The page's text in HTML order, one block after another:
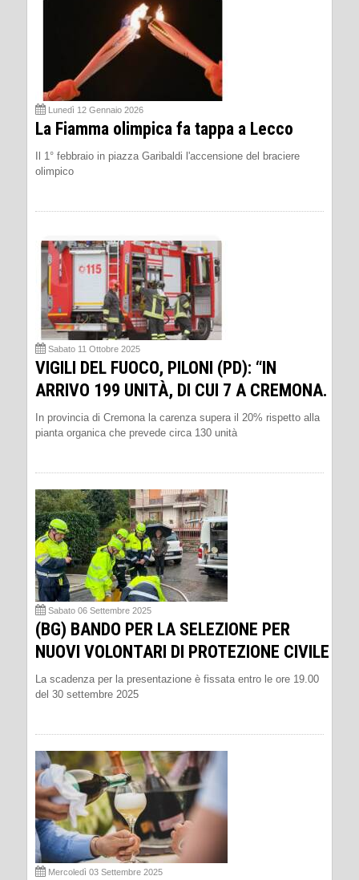
Lunedì 12 Gennaio 2026
La Fiamma olimpica fa tappa a Lecco
Il 1° febbraio in piazza Garibaldi l'accensione del braciere
olimpico
Sabato 11 Ottobre 2025
VIGILI DEL FUOCO, PILONI (PD): “IN
ARRIVO 199 UNITÀ, DI CUI 7 A CREMONA.
In provincia di Cremona la carenza supera il 20% rispetto alla
pianta organica che prevede circa 130 unità
Sabato 06 Settembre 2025
(BG) BANDO PER LA SELEZIONE PER
NUOVI VOLONTARI DI PROTEZIONE CIVILE
La scadenza per la presentazione è fissata entro le ore 19.00
del 30 settembre 2025
Mercoledì 03 Settembre 2025